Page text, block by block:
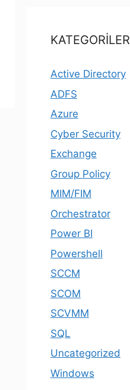
KATEGORİLER
Active Directory
ADFS
Azure
Cyber Security
Exchange
Group Policy
MIM/FIM
Orchestrator
Power BI
Powershell
SCCM
SCOM
SCVMM
SQL
Uncategorized
Windows